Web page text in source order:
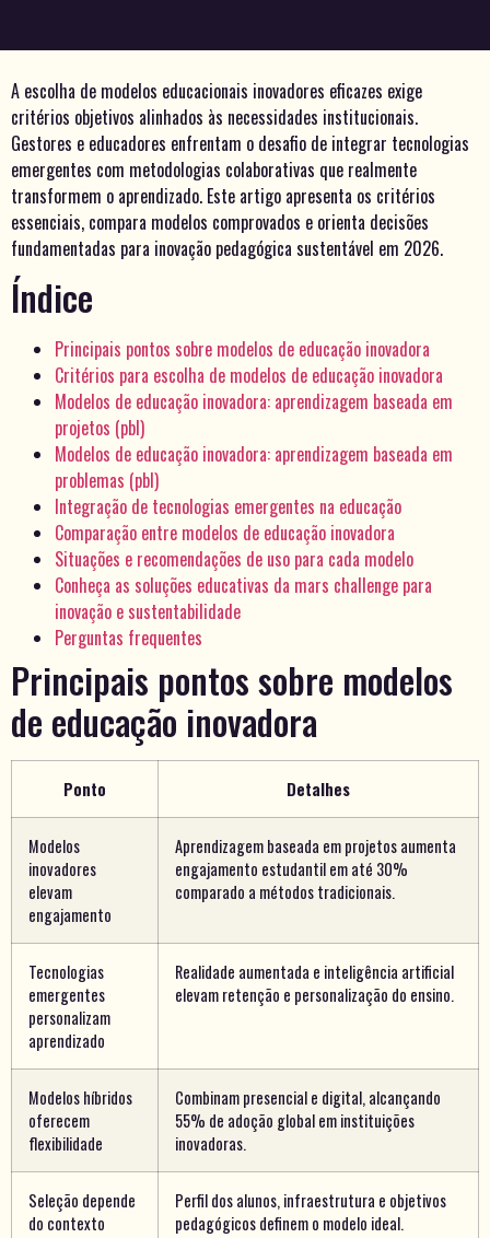
A escolha de modelos educacionais inovadores eficazes exige
critérios objetivos alinhados às necessidades institucionais.
Gestores e educadores enfrentam o desafio de integrar tecnologias
emergentes com metodologias colaborativas que realmente
transformem o aprendizado. Este artigo apresenta os critérios
essenciais, compara modelos comprovados e orienta decisões
fundamentadas para inovação pedagógica sustentável em 2026.
Índice
Principais pontos sobre modelos de educação inovadora
Critérios para escolha de modelos de educação inovadora
Modelos de educação inovadora: aprendizagem baseada em
projetos (pbl)
Modelos de educação inovadora: aprendizagem baseada em
problemas (pbl)
Integração de tecnologias emergentes na educação
Comparação entre modelos de educação inovadora
Situações e recomendações de uso para cada modelo
Conheça as soluções educativas da mars challenge para
inovação e sustentabilidade
Perguntas frequentes
Principais pontos sobre modelos
de educação inovadora
Ponto Detalhes
Modelos
inovadores
elevam
engajamento
Aprendizagem baseada em projetos aumenta
engajamento estudantil em até 30%
comparado a métodos tradicionais.
Tecnologias
emergentes
personalizam
aprendizado
Realidade aumentada e inteligência artificial
elevam retenção e personalização do ensino.
Modelos híbridos
oferecem
flexibilidade
Combinam presencial e digital, alcançando
55% de adoção global em instituições
inovadoras.
Seleção depende
do contexto
Perfil dos alunos, infraestrutura e objetivos
pedagógicos definem o modelo ideal.